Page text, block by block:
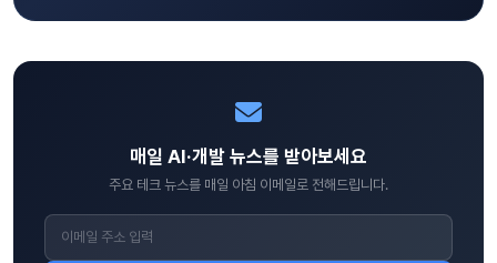
매일 AI·개발 뉴스를 받아보세요
주요 테크 뉴스를 매일 아침 이메일로 전해드립니다.